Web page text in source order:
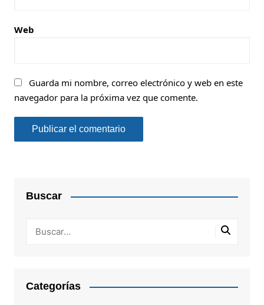
Web
Guarda mi nombre, correo electrónico y web en este
navegador para la próxima vez que comente.
Buscar
Categorías